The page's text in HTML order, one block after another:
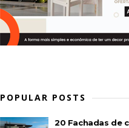
POPULAR POSTS
20 Fachadas de